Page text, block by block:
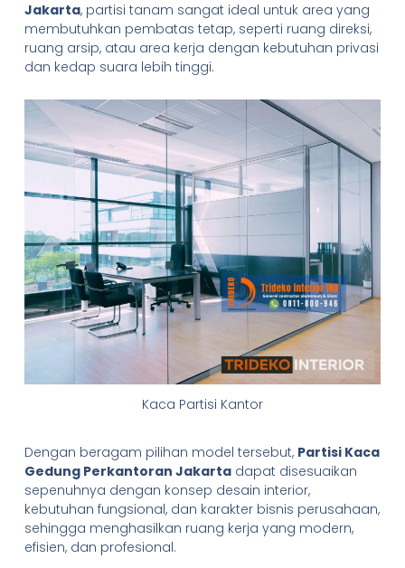
Jakarta, partisi tanam sangat ideal untuk area yang
membutuhkan pembatas tetap, seperti ruang direksi,
ruang arsip, atau area kerja dengan kebutuhan privasi
dan kedap suara lebih tinggi.
Kaca Partisi Kantor
Dengan beragam pilihan model tersebut, Partisi Kaca
Gedung Perkantoran Jakartadapat disesuaikan
sepenuhnya dengan konsep desain interior,
kebutuhan fungsional, dan karakter bisnis perusahaan,
sehingga menghasilkan ruang kerja yang modern,
efisien, dan profesional.